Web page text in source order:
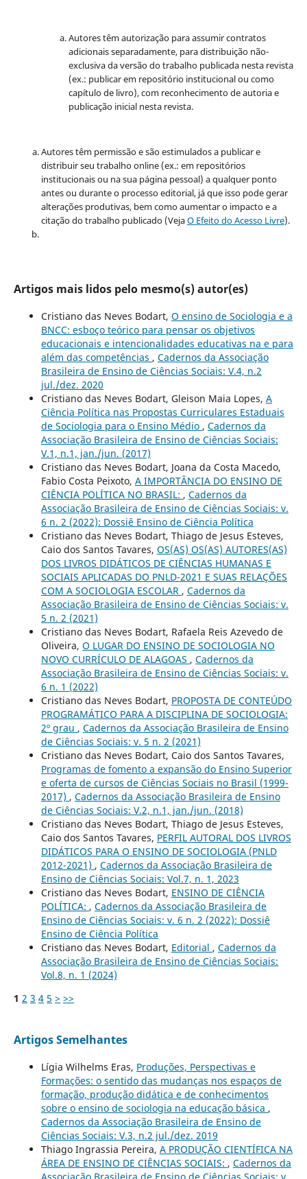
Autores têm autorização para assumir contratos
adicionais separadamente, para distribuição não-
exclusiva da versão do trabalho publicada nesta revista
(ex.: publicar em repositório institucional ou como
capítulo de livro), com reconhecimento de autoria e
publicação inicial nesta revista.
Autores têm permissão e são estimulados a publicar e
distribuir seu trabalho online (ex.: em repositórios
institucionais ou na sua página pessoal) a qualquer ponto
antes ou durante o processo editorial, já que isso pode gerar
alterações produtivas, bem como aumentar o impacto e a
citação do trabalho publicado (VejaO Efeito do Acesso Livre).
Artigos mais lidos pelo mesmo(s) autor(es)
Cristiano das Neves Bodart, O ensino de Sociologia e a
BNCC: esboço teórico para pensar os objetivos
educacionais e intencionalidades educativas na e para
além das competências , Cadernos da Associação
Brasileira de Ensino de Ciências Sociais: V.4, n.2
jul./dez. 2020
Cristiano das Neves Bodart, Gleison Maia Lopes, A
Ciência Política nas Propostas Curriculares Estaduais
de Sociologia para o Ensino Médio , Cadernos da
Associação Brasileira de Ensino de Ciências Sociais:
V.1, n.1, jan./jun. (2017)
Cristiano das Neves Bodart, Joana da Costa Macedo,
Fabio Costa Peixoto, A IMPORTÂNCIA DO ENSINO DE
CIÊNCIA POLÍTICA NO BRASIL: , Cadernos da
Associação Brasileira de Ensino de Ciências Sociais: v.
6 n. 2 (2022): Dossiê Ensino de Ciência Política
Cristiano das Neves Bodart, Thiago de Jesus Esteves,
Caio dos Santos Tavares, OS(AS) OS(AS) AUTORES(AS)
DOS LIVROS DIDÁTICOS DE CIÊNCIAS HUMANAS E
SOCIAIS APLICADAS DO PNLD-2021 E SUAS RELAÇÕES
COM A SOCIOLOGIA ESCOLAR , Cadernos da
Associação Brasileira de Ensino de Ciências Sociais: v.
5 n. 2 (2021)
Cristiano das Neves Bodart, Rafaela Reis Azevedo de
Oliveira, O LUGAR DO ENSINO DE SOCIOLOGIA NO
NOVO CURRÍCULO DE ALAGOAS , Cadernos da
Associação Brasileira de Ensino de Ciências Sociais: v.
6 n. 1 (2022)
Cristiano das Neves Bodart, PROPOSTA DE CONTEÚDO
PROGRAMÁTICO PARA A DISCIPLINA DE SOCIOLOGIA:
2º grau , Cadernos da Associação Brasileira de Ensino
de Ciências Sociais: v. 5 n. 2 (2021)
Cristiano das Neves Bodart, Caio dos Santos Tavares,
Programas de fomento a expansão do Ensino Superior
e oferta de cursos de Ciências Sociais no Brasil (1999-
2017) , Cadernos da Associação Brasileira de Ensino
de Ciências Sociais: V.2, n.1, jan./jun. (2018)
Cristiano das Neves Bodart, Thiago de Jesus Esteves,
Caio dos Santos Tavares, PERFIL AUTORAL DOS LIVROS
DIDÁTICOS PARA O ENSINO DE SOCIOLOGIA (PNLD
2012-2021) , Cadernos da Associação Brasileira de
Ensino de Ciências Sociais: Vol.7, n. 1, 2023
Cristiano das Neves Bodart, ENSINO DE CIÊNCIA
POLÍTICA: , Cadernos da Associação Brasileira de
Ensino de Ciências Sociais: v. 6 n. 2 (2022): Dossiê
Ensino de Ciência Política
Cristiano das Neves Bodart, Editorial , Cadernos da
Associação Brasileira de Ensino de Ciências Sociais:
Vol.8, n. 1 (2024)
1 2 3 4 5 > >>
Artigos Semelhantes
Lígia Wilhelms Eras, Produções, Perspectivas e
Formações: o sentido das mudanças nos espaços de
formação, produção didática e de conhecimentos
sobre o ensino de sociologia na educação básica ,
Cadernos da Associação Brasileira de Ensino de
Ciências Sociais: V.3, n.2 jul./dez. 2019
Thiago Ingrassia Pereira, A PRODUÇÃO CIENTÍFICA NA
ÁREA DE ENSINO DE CIÊNCIAS SOCIAIS: , Cadernos da